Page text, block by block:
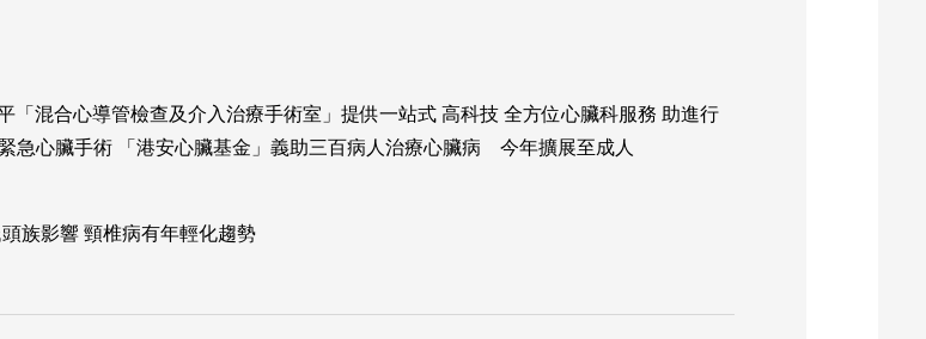
「混合心導管檢查及介入治療手術室」提供一站式 高科技 全方位心臟科服務 助進行
急心臟手術 「港安心臟基金」義助三百病人治療心臟病 今年擴展至成人
族影響 頸椎病有年輕化趨勢